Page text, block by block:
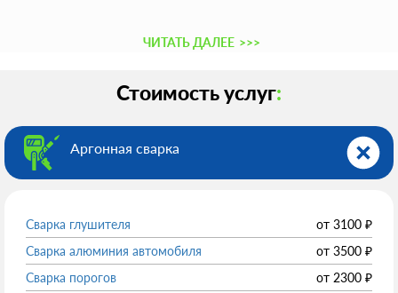
ЧИТАТЬ ДАЛЕЕ >>>
Стоимость услуг:
Аргонная сварка
Сварка глушителя от 3100 ₽
Сварка алюминия автомобиля
от 3500 ₽
Сварка порогов
от 2300 ₽